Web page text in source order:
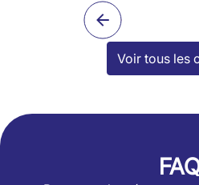
Voir tous les